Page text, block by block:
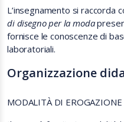
L’insegnamento si raccorda
di disegno per la moda
fornisce le conoscenze di
laboratoriali.
Organizzazione
MODALITÀ DI EROGAZIONE